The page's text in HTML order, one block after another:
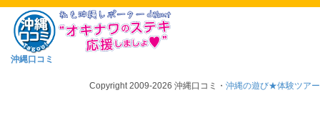
沖縄口コミ
Copyright 2009-2026 沖縄口コミ・沖縄の遊び★体験ツアー